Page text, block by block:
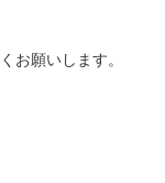
お願いします。